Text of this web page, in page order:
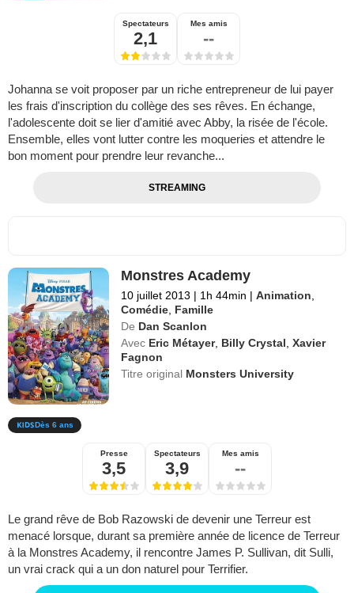
Spectateurs
2,1
Mes amis
--
Johanna se voit proposer par un riche entrepreneur de lui payer
les frais d'inscription du collège des ses rêves. En échange,
l'adolescente doit se lier d'amitié avec Abby, la risée de l'école.
Ensemble, elles vont lutter contre les moqueries et attendre le
bon moment pour prendre leur revanche...
STREAMING
Monstres Academy
10 juillet 2013 | 1h 44min | Animation
Comédie Famille
De Dan Scanlon
Avec Eric Métayer, Billy Crystal ,Xavier
Fagnon
Titre original Monsters University
Dès 6 ans
Presse
3,5
Spectateurs
3,9
Mes amis
--
Le grand rêve de Bob Razowski de devenir une Terreur est
menacé lorsque, durant sa première année de licence de Terreur
à la Monstres Academy, il rencontre James P. Sullivan, dit Sulli,
un vrai crack qui a un don naturel pour Terrifier.